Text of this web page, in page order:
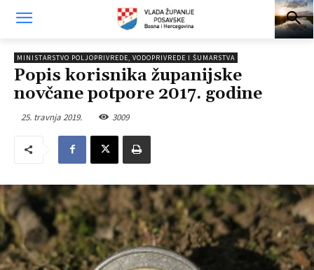
MINISTARSTVO POLJOPRIVREDE, VODOPRIVREDE I ŠUMARSTVA
Popis korisnika županijske
novčane potpore 2017. godine
25. travnja 2019. 3009